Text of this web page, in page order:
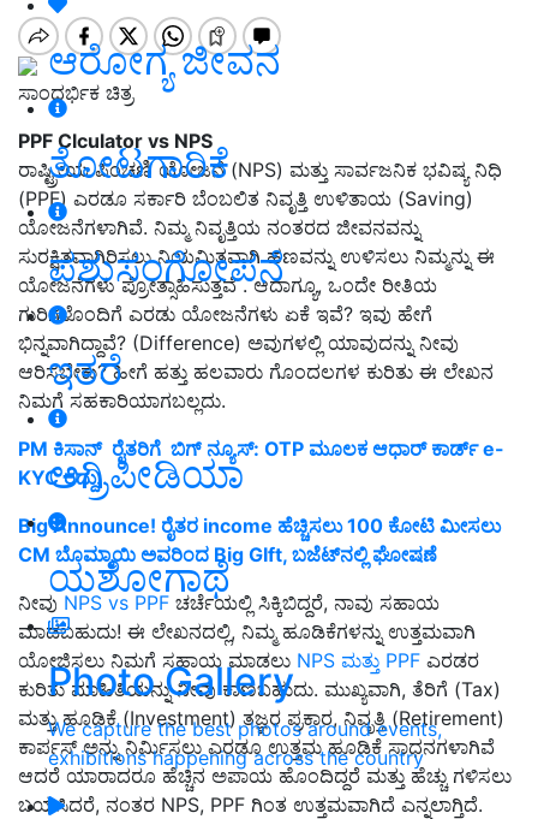
ಆರೋಗ್ಯ ಜೀವನ
ತೋಟಗಾರಿಕೆ
ಪಶುಸಂಗೋಪನೆ
ಇತರೆ
ಅಗ್ರಿಪೀಡಿಯಾ
ಯಶೋಗಾಥೆ
Photo Gallery
We capture the best photos around events,
exhibitions happening across the country
ಸಾಂದರ್ಭಿಕ ಚಿತ್ರ
PPF Clculator vs NPS
ರಾಷ್ಟ್ರೀಯ ಪಿಂಚಣಿ ಯೋಜನೆ (NPS) ಮತ್ತು ಸಾರ್ವಜನಿಕ ಭವಿಷ್ಯ ನಿಧಿ
(PPF) ಎರಡೂ ಸರ್ಕಾರಿ ಬೆಂಬಲಿತ ನಿವೃತ್ತಿ ಉಳಿತಾಯ (Saving)
ಯೋಜನೆಗಳಾಗಿವೆ. ನಿಮ್ಮ ನಿವೃತ್ತಿಯ ನಂತರದ ಜೀವನವನ್ನು
ಸುರಕ್ಷಿತವಾಗಿರಿಸಲು ನಿಯಮಿತವಾಗಿ ಹಣವನ್ನು ಉಳಿಸಲು ನಿಮ್ಮನ್ನು ಈ
ಯೋಜನೆಗಳು ಪ್ರೋತ್ಸಾಹಿಸುತ್ತವೆ . ಆದಾಗ್ಯೂ, ಒಂದೇ ರೀತಿಯ
ಗುರಿಗಳೊಂದಿಗೆ ಎರಡು ಯೋಜನೆಗಳು ಏಕೆ ಇವೆ? ಇವು ಹೇಗೆ
ಭಿನ್ನವಾಗಿದ್ದಾವೆ? (Difference) ಅವುಗಳಲ್ಲಿ ಯಾವುದನ್ನು ನೀವು
ಆರಿಸಬೇಕು? ಹೀಗೆ ಹತ್ತು ಹಲವಾರು ಗೊಂದಲಗಳ ಕುರಿತು ಈ ಲೇಖನ
ನಿಮಗೆ ಸಹಕಾರಿಯಾಗಬಲ್ಲದು.
PM ಕಿಸಾನ್‌ ರೈತರಿಗೆ ಬಿಗ್‌ ನ್ಯೂಸ್‌: OTP ಮೂಲಕ ಆಧಾರ್‌ ಕಾರ್ಡ್‌ e-
KYC ರದ್ದು..
Big Announce! ರೈತರ income ಹೆಚ್ಚಿಸಲು 100 ಕೋಟಿ ಮೀಸಲು
CM ಬೊಮ್ಮಾಯಿ ಅವರಿಂದ Big GIft, ಬಜೆಟ್‌ನಲ್ಲಿ ಘೋಷಣೆ
ನೀವು NPS vs PPF ಚರ್ಚೆಯಲ್ಲಿ ಸಿಕ್ಕಿಬಿದ್ದರೆ, ನಾವು ಸಹಾಯ
ಮಾಡಬಹುದು! ಈ ಲೇಖನದಲ್ಲಿ, ನಿಮ್ಮ ಹೂಡಿಕೆಗಳನ್ನು ಉತ್ತಮವಾಗಿ
ಯೋಜಿಸಲು ನಿಮಗೆ ಸಹಾಯ ಮಾಡಲು NPS ಮತ್ತು PPF ಎರಡರ
ಕುರಿತು ಮಾಹಿತಿಯನ್ನು ನೀವು ಕಾಣಬಹುದು. ಮುಖ್ಯವಾಗಿ, ತೆರಿಗೆ (Tax)
ಮತ್ತು ಹೂಡಿಕೆ (Investment) ತಜ್ಞರ ಪ್ರಕಾರ, ನಿವೃತ್ತಿ (Retirement)
ಕಾರ್ಪಸ್ ಅನ್ನು ನಿರ್ಮಿಸಲು ಎರಡೂ ಉತ್ತಮ ಹೂಡಿಕೆ ಸಾಧನಗಳಾಗಿವೆ
ಆದರೆ ಯಾರಾದರೂ ಹೆಚ್ಚಿನ ಅಪಾಯ ಹೊಂದಿದ್ದರೆ ಮತ್ತು ಹೆಚ್ಚು ಗಳಿಸಲು
ಬಯಸಿದರೆ, ನಂತರ NPS, PPF ಗಿಂತ ಉತ್ತಮವಾಗಿದೆ ಎನ್ನಲಾಗ್ತಿದೆ.